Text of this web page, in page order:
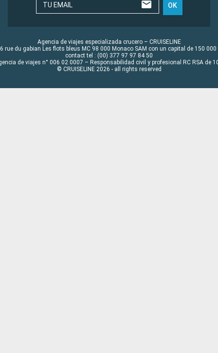
TU EMAIL OK
Agencia de viajes especializada crucero – CRUISELINE
rue du gabian Les flots bleus MC 98 000 Monaco SAM con un capital de 150 000
contact tel : (00) 377 97 97 84 50
de viajes n° 006 02 0007 – Responsabilidad civil y profesional RC RSA de
© CRUISELINE 2026 - all rights reserved